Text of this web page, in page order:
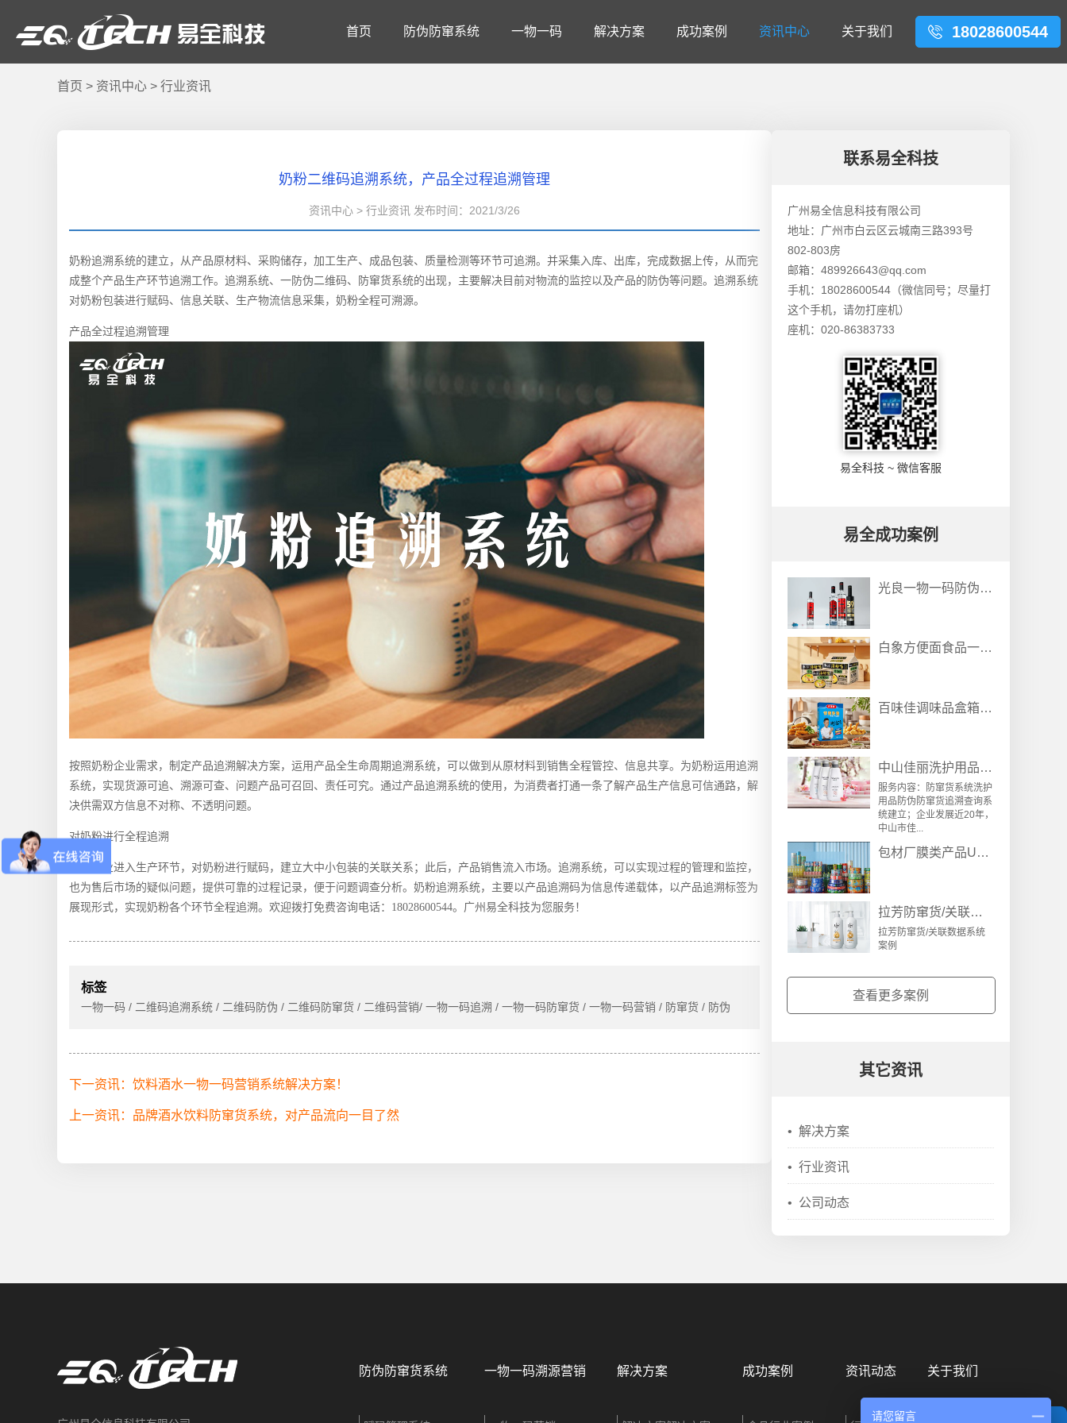
首页 防伪防窜系统 一物一码 解决方案 成功案例 资讯中心 关于我们 18028600544
首页 > 资讯中心 > 行业资讯
奶粉二维码追溯系统，产品全过程追溯管理
资讯中心 > 行业资讯 发布时间：2021/3/26
奶粉追溯系统的建立，从产品原材料、采购储存，加工生产、成品包装、质量检测等环节可追溯。并采集入库、出库，完成数据上传，从而完
成整个产品生产环节追溯工作。追溯系统、一防伪二维码、防窜货系统的出现，主要解决目前对物流的监控以及产品的防伪等问题。追溯系统
对奶粉包装进行赋码、信息关联、生产物流信息采集，奶粉全程可 溯源。
产品全过程追溯管理
按照奶粉企业需求，制定产品追溯解决方案，运用产品全生命周期追溯系统，可以做到从原材料到销售全程管控、信息共享。为奶粉运用追溯
系统，实现货源可追、溯源可查、问题产品可召回、责任可究。通过产品追溯系统的使用，为消费者打通一条了解产品生产信息可信通路，解
决供需双方信息不对称、不透明问题。
对奶粉进行全程追溯
生产企业进入生产环节，对奶粉进行赋码，建立大中小包装的关联关系；此后，产品销售流入市场。追溯系统，可以实现过程的管理和监控，
也为售后市场的疑似问题，提供可靠的过程记录，便于问题调查分析。奶粉追溯系统，主要以产品追溯码为信息传递载体，以产品追溯标签为
展现形式，实现奶粉各个环节全程追溯。欢迎拨打免费咨询电话： 18028600544。 广州易全科技为您服务！
标签
一物一码 / 二维码追溯系统 / 二维码防伪 / 二维码防窜货 / 二维码营销/ 一物一码追溯 / 一物一码防窜货 / 一物一码营销 / 防窜货 / 防伪
下一资讯：饮料酒水一物一码营销系统解决方案！
上一资讯：品牌酒水饮料防窜货系统，对产品流向一目了然
联系易全科技
广州易全信息科技有限公司
地址：广州市白云区云城南三路393号
802-803房
邮箱：489926643@qq.com
手机：18028600544（微信同号；尽量打
这个手机，请勿打座机）
座机：020-86383733
易全科技 ~ 微信客服
易全成功案例
光良一物一码防伪防窜货溯源解决方案
白象方便面食品一物一码溯源防窜货解决方案
百味佳调味品盒箱垛采集关联防伪防窜货系统
中山佳丽洗护用品防伪防窜货追溯查询系统案例
服务内容：防窜货系统洗护
用品防伪防窜货追溯查询系
统建立；企业发展近20年，
中山市佳...
包材厂膜类产品UV数码喷墨与二维码检测系统
拉芳防窜货/关联数据系统案例
拉芳防窜货/关联数据系统
案例
查看更多案例
其它资讯
• 解决方案
• 行业资讯
• 公司动态
防伪防窜货系统 一物一码溯源营销 解决方案 成功案例 资讯动态 关于我们
请您留言